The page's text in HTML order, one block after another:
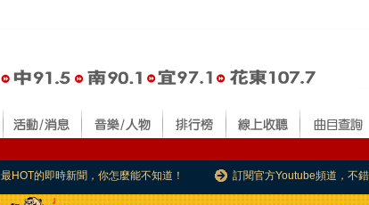
最HOT的即時新聞，你怎麼能不知道！ 訂閱官方Youtube頻道，不